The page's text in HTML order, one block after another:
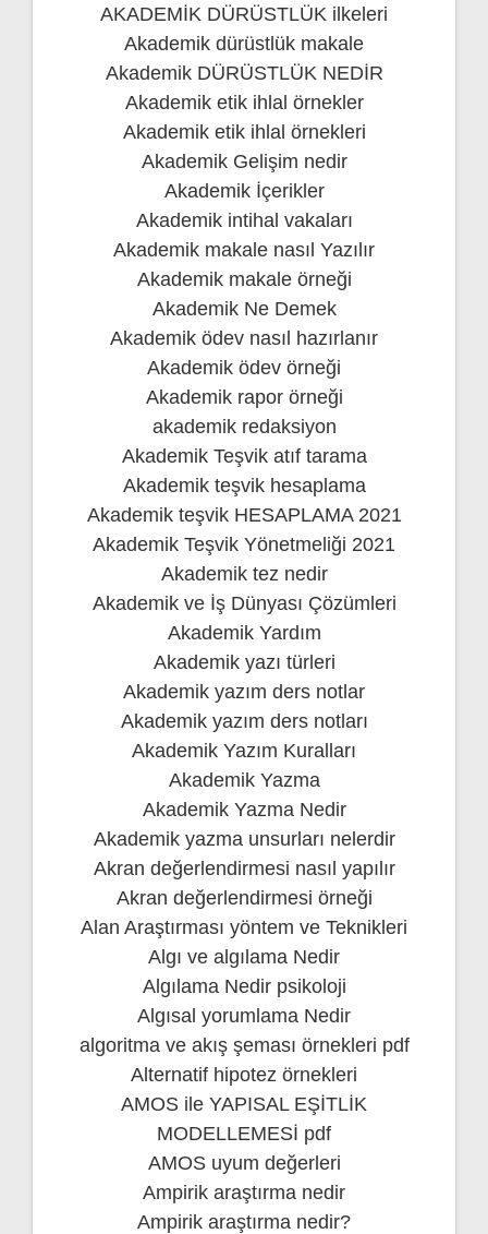
AKADEMİK DÜRÜSTLÜK ilkeleri
Akademik dürüstlük makale
Akademik DÜRÜSTLÜK NEDİR
Akademik etik ihlal örnekler
Akademik etik ihlal örnekleri
Akademik Gelişim nedir
Akademik İçerikler
Akademik intihal vakaları
Akademik makale nasıl Yazılır
Akademik makale örneği
Akademik Ne Demek
Akademik ödev nasıl hazırlanır
Akademik ödev örneği
Akademik rapor örneği
akademik redaksiyon
Akademik Teşvik atıf tarama
Akademik teşvik hesaplama
Akademik teşvik HESAPLAMA 2021
Akademik Teşvik Yönetmeliği 2021
Akademik tez nedir
Akademik ve İş Dünyası Çözümleri
Akademik Yardım
Akademik yazı türleri
Akademik yazım ders notlar
Akademik yazım ders notları
Akademik Yazım Kuralları
Akademik Yazma
Akademik Yazma Nedir
Akademik yazma unsurları nelerdir
Akran değerlendirmesi nasıl yapılır
Akran değerlendirmesi örneği
Alan Araştırması yöntem ve Teknikleri
Algı ve algılama Nedir
Algılama Nedir psikoloji
Algısal yorumlama Nedir
algoritma ve akış şeması örnekleri pdf
Alternatif hipotez örnekleri
AMOS ile YAPISAL EŞİTLİK
MODELLEMESİ pdf
AMOS uyum değerleri
Ampirik araştırma nedir
Ampirik araştırma nedir?